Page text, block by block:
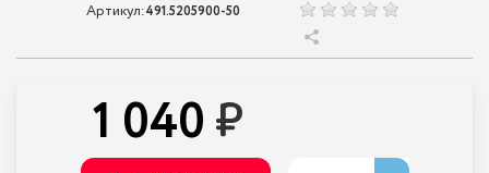
Артикул:491.5205900-50
1 040